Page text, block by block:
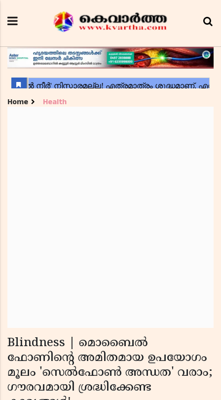
Home Health
Blindness | മൊബൈൽ
ഫോണിൻ്റെ അമിതമായ ഉപയോഗം
മൂലം 'സെൽഫോൺ അന്ധത' വരാം;
ഗൗരവമായി ശ്രദ്ധിക്കേണ്ട